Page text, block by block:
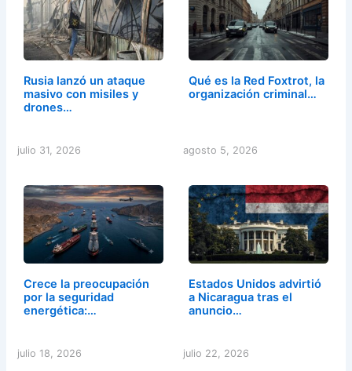
Rusia lanzó un ataque
masivo con misiles y
drones…
julio 31, 2026
Qué es la Red Foxtrot, la
organización criminal…
agosto 5, 2026
Crece la preocupación
por la seguridad
energética:…
julio 18, 2026
Estados Unidos advirtió
a Nicaragua tras el
anuncio…
julio 22, 2026